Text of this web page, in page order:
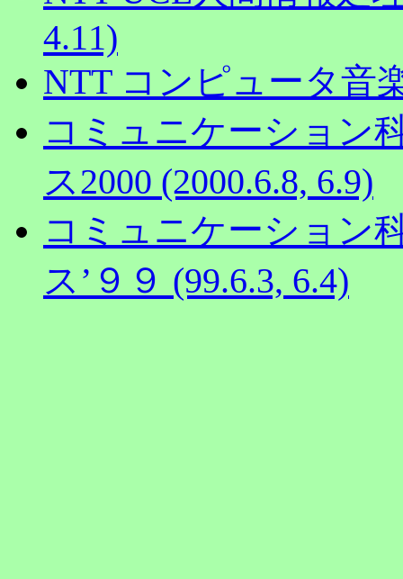
4.11)
NTT コンピュータ音
コミュニケーション
ス2000 (2000.6.8, 6.9)
コミュニケーション
ス’９９ (99.6.3, 6.4)